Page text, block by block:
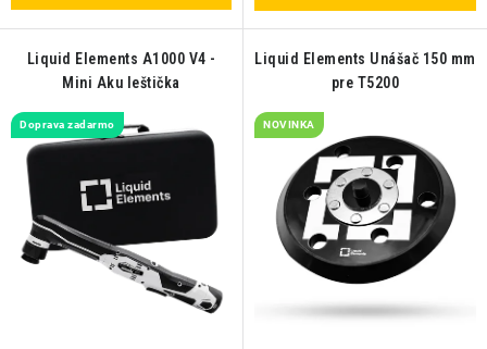
Liquid Elements A1000 V4 -
Mini Aku leštička
Doprava zadarmo
Liquid Elements Unášač 150 mm
pre T5200
NOVINKA